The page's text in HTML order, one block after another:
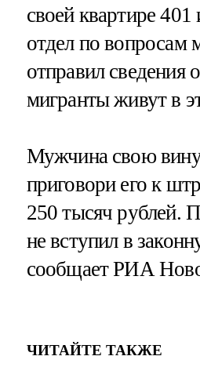
своей квартире
отдел по вопросам
отправил сведения
мигранты живут в
Мужчина свою
приговори его к
250 тысяч рублей.
не вступил в
сообщает РИА
ЧИТАЙТЕ ТАКЖЕ